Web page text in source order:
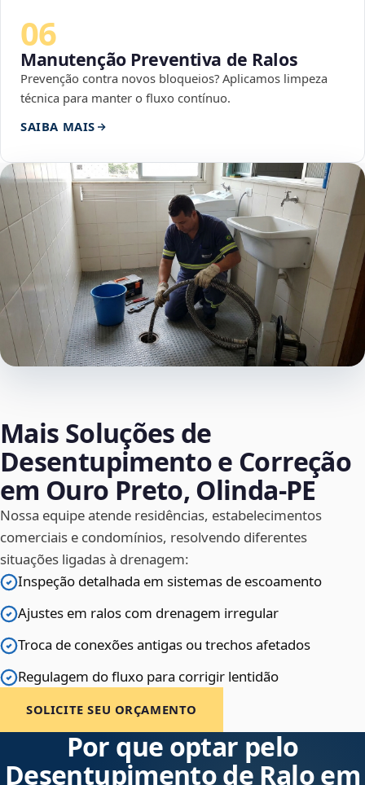
06
Manutenção Preventiva de Ralos
Prevenção contra novos bloqueios? Aplicamos limpeza
técnica para manter o fluxo contínuo.
SAIBA MAIS
Mais Soluções de
Desentupimento e Correção
em Ouro Preto, Olinda‑PE
Nossa equipe atende residências, estabelecimentos
comerciais e condomínios, resolvendo diferentes
situações ligadas à drenagem:
Inspeção detalhada em sistemas de escoamento
Ajustes em ralos com drenagem irregular
Troca de conexões antigas ou trechos afetados
Regulagem do fluxo para corrigir lentidão
SOLICITE SEU ORÇAMENTO
Por que optar pelo
Desentupimento de Ralo em